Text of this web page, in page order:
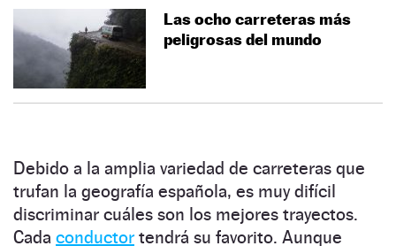
Las ocho carreteras más
peligrosas del mundo
Debido a la amplia variedad de carreteras que
trufan la geografía española, es muy difícil
discriminar cuáles son los mejores trayectos.
Cada conductor tendrá su favorito. Aunque